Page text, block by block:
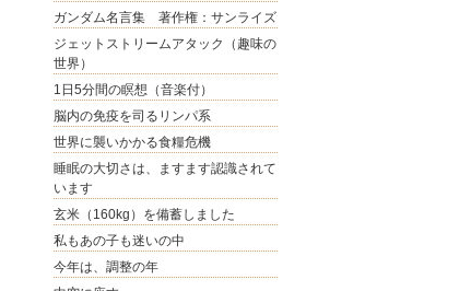
ガンダム名言集 著作権：サンライズ
ジェットストリームアタック（趣味の
世界）
1日5分間の瞑想（音楽付）
脳内の免疫を司るリンパ系
世界に襲いかかる食糧危機
睡眠の大切さは、ますます認識されて
います
玄米（160kg）を備蓄しました
私もあの子も迷いの中
今年は、調整の年